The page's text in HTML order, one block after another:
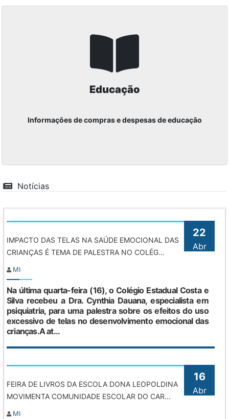
Educação
Informações de compras e despesas de educação
Cardápio Alimentação Escolar e Pré-Escolar.
FUNDEB
aplicação das receitas de impostos e transferências
em MDE (25%), conforme art. 212, CR.
Recursos de programas do governo federal
Conselho Municipal da Educação
Lista de Espera das Matrículas do CMEIS
Conselho Municipal do FUNDEB
Avaliações Internas e Externas
Planos de Ensino
Notícias
22
Abr
IMPACTO DAS TELAS NA SAÚDE EMOCIONAL DAS
CRIANÇAS É TEMA DE PALESTRA NO COLÉG...
MI
Na última quarta-feira (16), o Colégio Estadual Costa e
Silva recebeu a Dra. Cynthia Dauana, especialista em
psiquiatria, para uma palestra sobre os efeitos do uso
excessivo de telas no desenvolvimento emocional das
crianças.A at...
16
Abr
FEIRA DE LIVROS DA ESCOLA DONA LEOPOLDINA
MOVIMENTA COMUNIDADE ESCOLAR DO CAR...
MI